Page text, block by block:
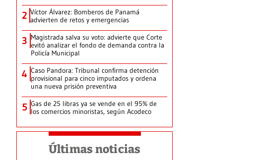
2 Víctor Álvarez: Bomberos de Panamá
advierten de retos y emergencias
3 Magistrada salva su voto: advierte que Corte
evitó analizar el fondo de demanda contra la
Policía Municipal
4 Caso Pandora: Tribunal confirma detención
provisional para cinco imputados y ordena
una nueva prisión preventiva
5 Gas de 25 libras ya se vende en el 95% de
los comercios minoristas, según Acodeco
Últimas noticias